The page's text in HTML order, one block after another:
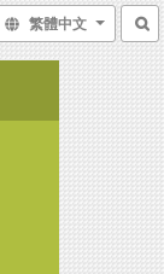
繁體中文